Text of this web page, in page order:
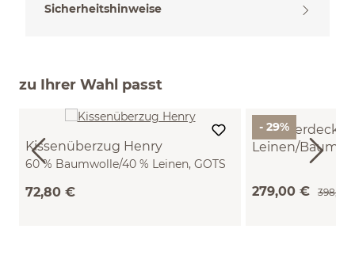
Sicherheitshinweise
zu Ihrer Wahl passt
Kissenüberzug Henry
60 % Baumwolle/40 % Leinen, GOTS
72,80 €
- 29%
Sommerdecke
Leinen/
(240 x 220 cm)
279,00 € 398,00